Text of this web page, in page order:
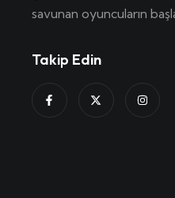
savunan oyuncuların
Takip Edin